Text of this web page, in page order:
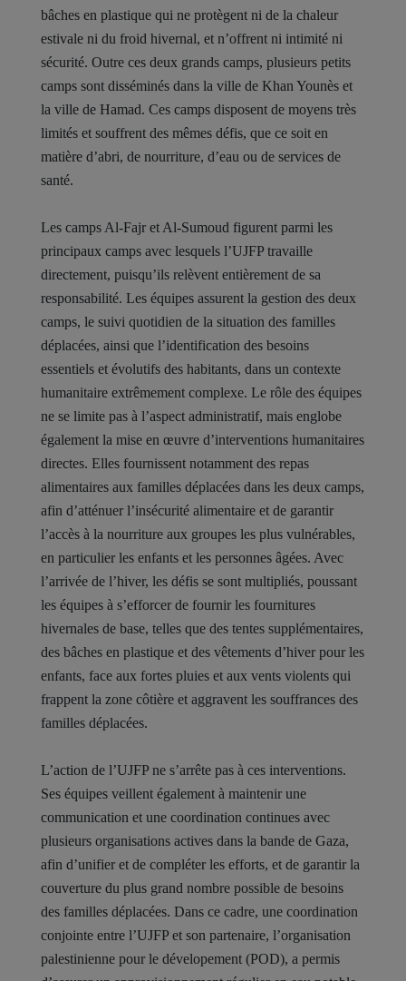
bâches en plastique qui ne protègent ni de la chaleur
estivale ni du froid hivernal, et n’offrent ni intimité ni
sécurité. Outre ces deux grands camps, plusieurs petits
camps sont disséminés dans la ville de Khan Younès et
la ville de Hamad. Ces camps disposent de moyens très
limités et souffrent des mêmes défis, que ce soit en
matière d’abri, de nourriture, d’eau ou de services de
santé.
Les camps Al-Fajr et Al-Sumoud figurent parmi les
principaux camps avec lesquels l’UJFP travaille
directement, puisqu’ils relèvent entièrement de sa
responsabilité. Les équipes assurent la gestion des deux
camps, le suivi quotidien de la situation des familles
déplacées, ainsi que l’identification des besoins
essentiels et évolutifs des habitants, dans un contexte
humanitaire extrêmement complexe. Le rôle des équipes
ne se limite pas à l’aspect administratif, mais englobe
également la mise en œuvre d’interventions humanitaires
directes. Elles fournissent notamment des repas
alimentaires aux familles déplacées dans les deux camps,
afin d’atténuer l’insécurité alimentaire et de garantir
l’accès à la nourriture aux groupes les plus vulnérables,
en particulier les enfants et les personnes âgées. Avec
l’arrivée de l’hiver, les défis se sont multipliés, poussant
les équipes à s’efforcer de fournir les fournitures
hivernales de base, telles que des tentes supplémentaires,
des bâches en plastique et des vêtements d’hiver pour les
enfants, face aux fortes pluies et aux vents violents qui
frappent la zone côtière et aggravent les souffrances des
familles déplacées.
L’action de l’UJFP ne s’arrête pas à ces interventions.
Ses équipes veillent également à maintenir une
communication et une coordination continues avec
plusieurs organisations actives dans la bande de Gaza,
afin d’unifier et de compléter les efforts, et de garantir la
couverture du plus grand nombre possible de besoins
des familles déplacées. Dans ce cadre, une coordination
conjointe entre l’UJFP et son partenaire, l’organisation
palestinienne pour le dévelopement (POD), a permis